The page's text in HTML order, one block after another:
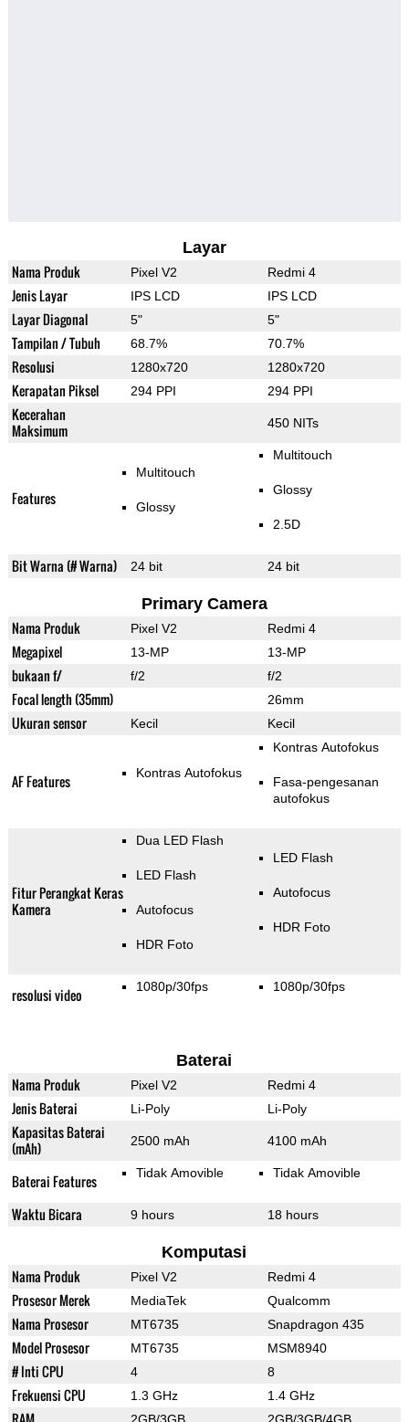
Layar
Nama Produk Pixel V2 Redmi 4
Jenis Layar IPS LCD IPS LCD
Layar Diagonal 5" 5"
Tampilan / Tubuh 68.7% 70.7%
Resolusi 1280x720 1280x720
Kerapatan Piksel 294 PPI 294 PPI
Kecerahan
Maksimum
450 NITs
Features
Multitouch
Glossy
Multitouch
Glossy
2.5D
Bit Warna (# Warna) 24 bit 24 bit
Primary Camera
Nama Produk Pixel V2 Redmi 4
Megapixel 13-MP 13-MP
bukaan f/ f/2 f/2
Focal length (35mm) 26mm
Ukuran sensor Kecil Kecil
AF Features Kontras Autofokus
Kontras Autofokus
Fasa-pengesanan
autofokus
Fitur Perangkat Keras
Kamera
Dua LED Flash
LED Flash
Autofocus
HDR Foto
LED Flash
Autofocus
HDR Foto
resolusi video 1080p/30fps 1080p/30fps
Baterai
Nama Produk Pixel V2 Redmi 4
Jenis Baterai Li-Poly Li-Poly
Kapasitas Baterai
(mAh)
2500 mAh 4100 mAh
Baterai Features Tidak Amovible Tidak Amovible
Waktu Bicara 9 hours 18 hours
Komputasi
Nama Produk Pixel V2 Redmi 4
Prosesor Merek MediaTek Qualcomm
Nama Prosesor MT6735 Snapdragon 435
Model Prosesor MT6735 MSM8940
# Inti CPU 4 8
Frekuensi CPU 1.3 GHz 1.4 GHz